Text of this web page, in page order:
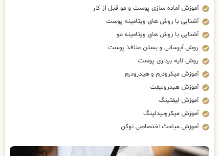
آموزش آماده سازی پوست و مو قبل از کار
آشنایی با روش های ویتامینه پوست
آشنایی با روش های ویتامینه مو
روش آبرسانی و بستن منافذ پوست
روش لایه برداری پوست
آموزش میکرودرم و هیدرودرم
آموزش هیدرولیفت
آموزش لیفتینگ
آموزش میکرونیدلینگ
آموزش مباحث اختصاصی توکن